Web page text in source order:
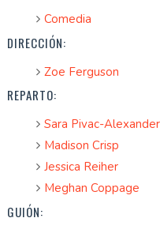
Comedia
DIRECCIÓN:
Zoe Ferguson
REPARTO:
Sara Pivac-Alexander
Madison Crisp
Jessica Reiher
Meghan Coppage
GUIÓN: